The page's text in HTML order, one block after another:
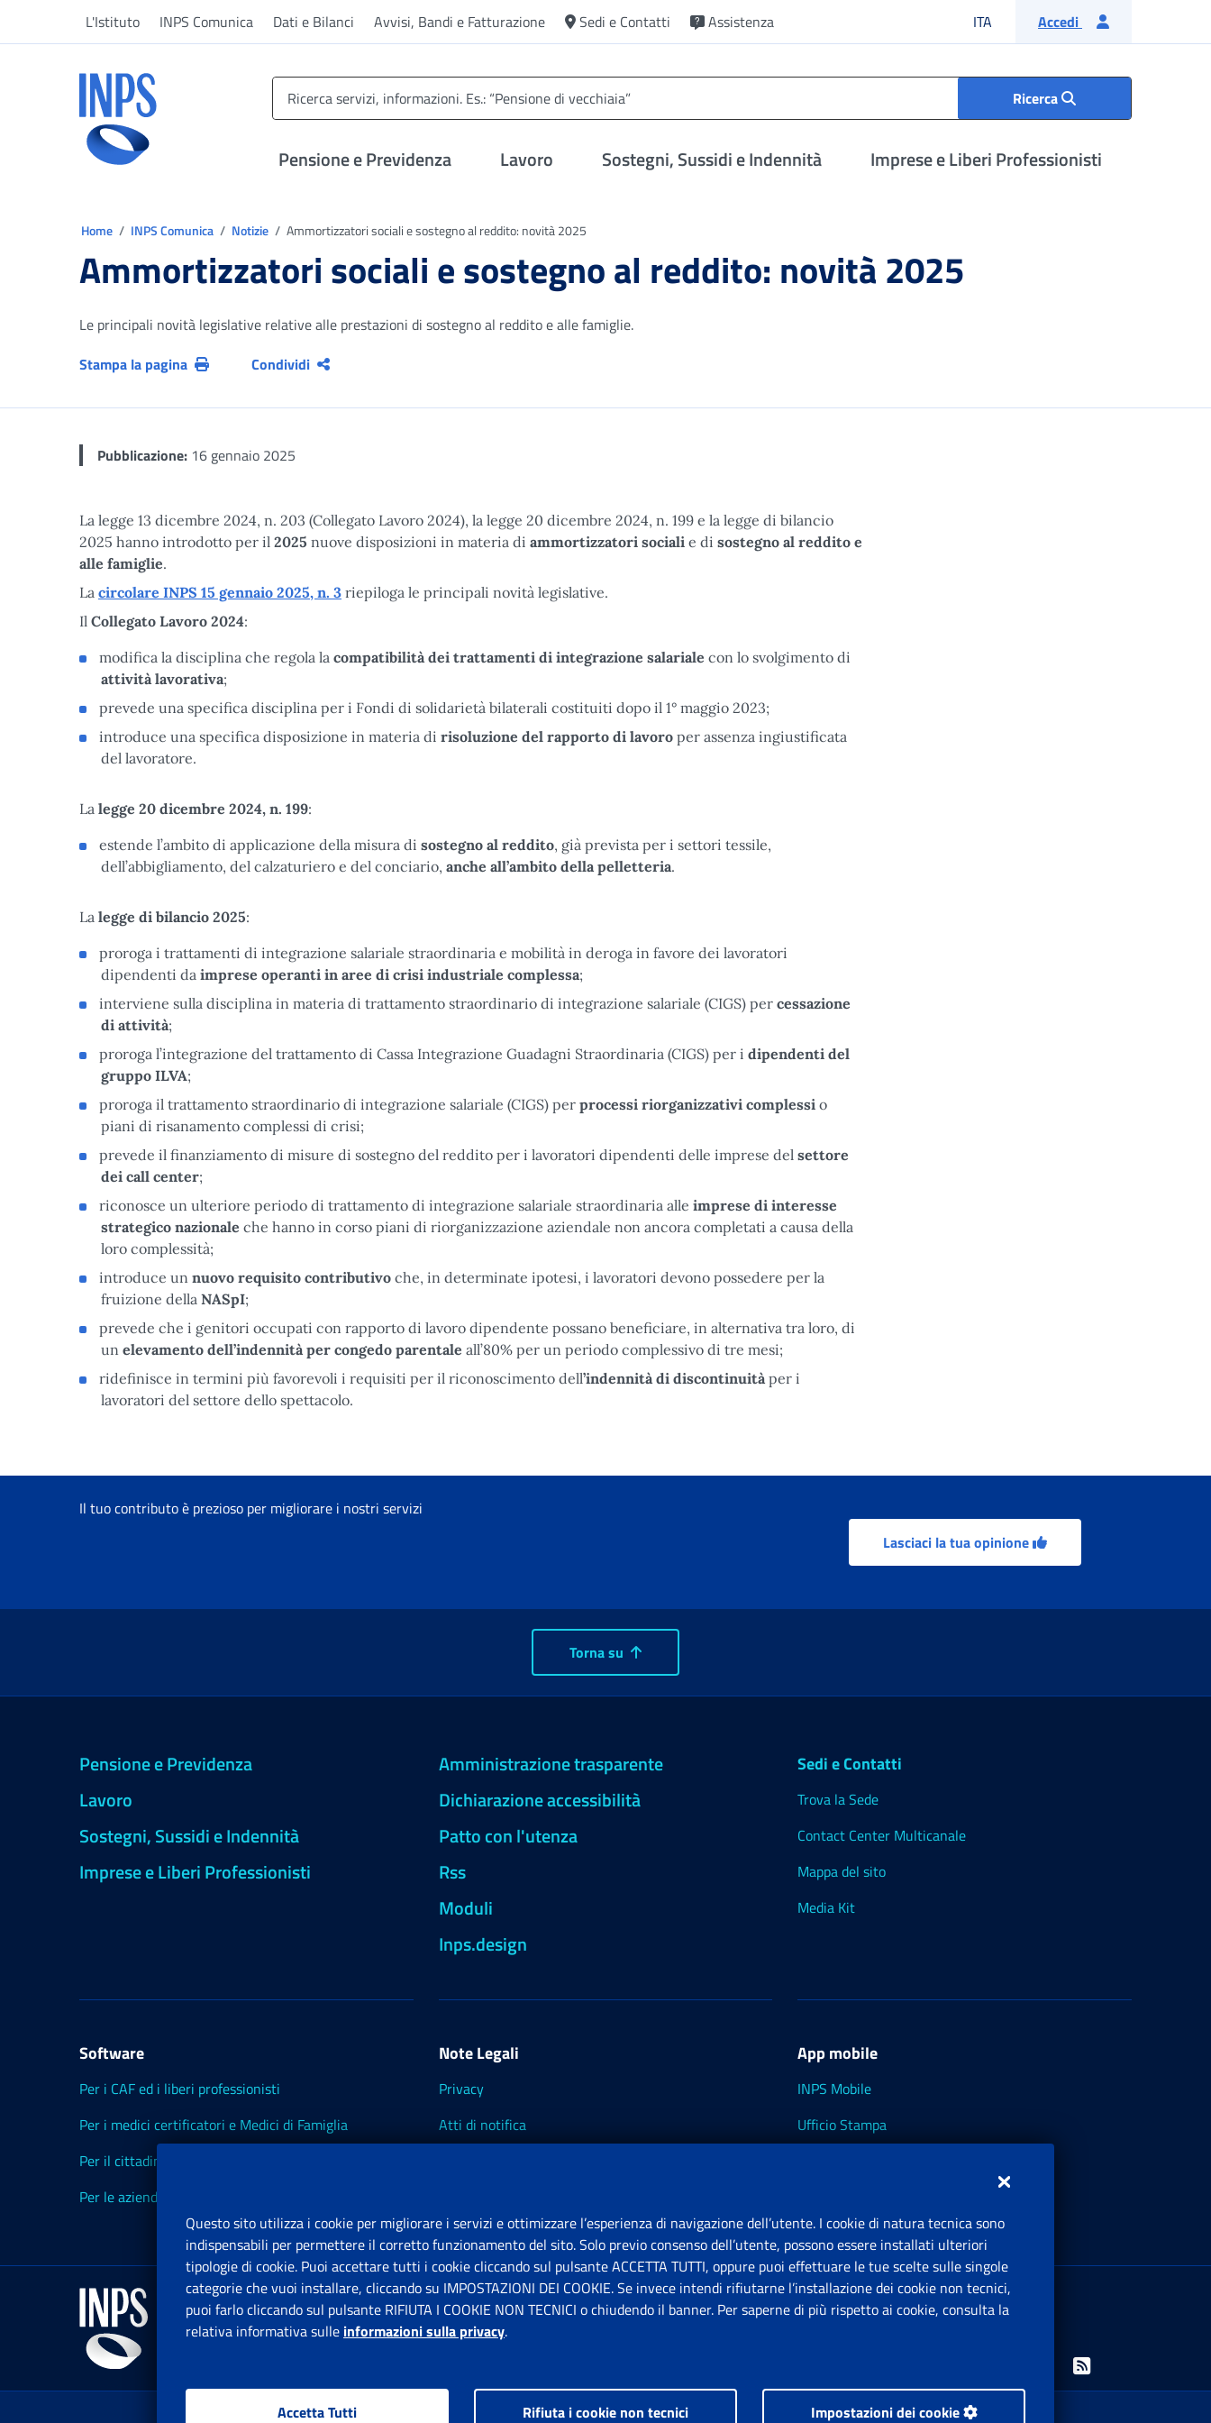
L'Istituto INPS Comunica Dati e Bilanci Avvisi, Bandi e Fatturazione Sedi e Contatti Assistenza ITA Lingua italiana
Accedi
Ricerca
Pensione e Previdenza Lavoro Sostegni, Sussidi e Indennità Imprese e Liberi Professionisti
Home INPS Comunica Notizie Ammortizzatori sociali e sostegno al reddito: novità 2025
Ammortizzatori sociali e sostegno al reddito: novità 2025
Le principali novità legislative relative alle prestazioni di sostegno al reddito e alle famiglie.
Stampa la pagina
Condividi
Pubblicazione: 16 gennaio 2025
La legge 13 dicembre 2024, n. 203 (Collegato Lavoro 2024), la legge 20 dicembre 2024, n. 199 e la legge di bilancio
2025 hanno introdotto per il 2025 nuove disposizioni in materia di ammortizzatori sociali e di sostegno al reddito e
alle famiglie.
La circolare INPS 15 gennaio 2025, n. 3 riepiloga le principali novità legislative.
Il Collegato Lavoro 2024:
modifica la disciplina che regola la compatibilità dei trattamenti di integrazione salariale con lo svolgimento di
attività lavorativa;
prevede una specifica disciplina per i Fondi di solidarietà bilaterali costituiti dopo il 1° maggio 2023;
introduce una specifica disposizione in materia di risoluzione del rapporto di lavoro per assenza ingiustificata
del lavoratore.
La legge 20 dicembre 2024, n. 199:
estende l’ambito di applicazione della misura di sostegno al reddito, già prevista per i settori tessile,
dell’abbigliamento, del calzaturiero e del conciario, anche all’ambito della pelletteria.
La legge di bilancio 2025:
proroga i trattamenti di integrazione salariale straordinaria e mobilità in deroga in favore dei lavoratori
dipendenti da imprese operanti in aree di crisi industriale complessa;
interviene sulla disciplina in materia di trattamento straordinario di integrazione salariale (CIGS) per cessazione
di attività;
proroga l’integrazione del trattamento di Cassa Integrazione Guadagni Straordinaria (CIGS) per i dipendenti del
gruppo ILVA;
proroga il trattamento straordinario di integrazione salariale (CIGS) per processi riorganizzativi complessi o
piani di risanamento complessi di crisi;
prevede il finanziamento di misure di sostegno del reddito per i lavoratori dipendenti delle imprese del settore
dei call center;
riconosce un ulteriore periodo di trattamento di integrazione salariale straordinaria alle imprese di interesse
strategico nazionale che hanno in corso piani di riorganizzazione aziendale non ancora completati a causa della
loro complessità;
introduce un nuovo requisito contributivo che, in determinate ipotesi, i lavoratori devono possedere per la
fruizione della NASpI;
prevede che i genitori occupati con rapporto di lavoro dipendente possano beneficiare, in alternativa tra loro, di
un elevamento dell’indennità per congedo parentale all’80% per un periodo complessivo di tre mesi;
ridefinisce in termini più favorevoli i requisiti per il riconoscimento dell’indennità di discontinuitàper i
lavoratori del settore dello spettacolo.
Il tuo contributo è prezioso per migliorare i nostri servizi
Lasciaci la tua opinione
Torna su
Pensione e Previdenza
Lavoro
Sostegni, Sussidi e Indennità
Imprese e Liberi Professionisti
Amministrazione trasparente
Dichiarazione accessibilità
Patto con l'utenza
Rss
Moduli
Inps.design
Sedi e Contatti
Trova la Sede
Contact Center Multicanale
Mappa del sito
Media Kit
Software
Per i CAF ed i liberi professionisti
Per i medici certificatori e Medici di Famiglia
Per il cittadino
Per le aziende ed i Consulenti
Note Legali
Privacy
Atti di notifica
App mobile
INPS Mobile
Ufficio Stampa
Sede Legale: Via Ciro il Grande, 21
00144 Roma
P.IVA 02121151001
Facebook: Apre una nuova finestra
Twitter: Apre una nuova finestra
Whatsapp: Apre una nuova finestra
Youtube: Apre una nuova
Instagram: Apre una
Linkedin: Apre
Rss: Apre
Questo sito utilizza i cookie per migliorare i servizi e ottimizzare l’esperienza di navigazione dell’utente. I cookie di natura tecnica sono
indispensabili per permettere il corretto funzionamento del sito. Solo previo consenso dell’utente, possono essere installati ulteriori
tipologie di cookie. Puoi accettare tutti i cookie cliccando sul pulsante ACCETTA TUTTI, oppure puoi effettuare le tue scelte sulle singole
categorie che vuoi installare, cliccando su IMPOSTAZIONI DEI COOKIE. Se invece intendi rifiutarne l’installazione dei cookie non tecnici,
puoi farlo cliccando sul pulsante RIFIUTA I COOKIE NON TECNICI o chiudendo il banner. Per saperne di più rispetto ai cookie, consulta la
relativa informativa sulle informazioni sulla privacy.
Accetta Tutti Rifiuta i cookie non tecnici Impostazioni dei cookie